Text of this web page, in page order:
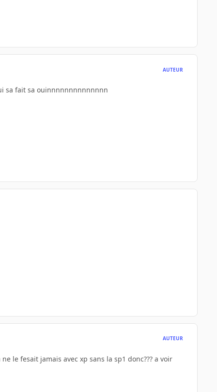
AUTEUR
sa fait sa ouinnnnnnnnnnnnnn
AUTEUR
le fesait jamais avec xp sans la sp1 donc??? a voir